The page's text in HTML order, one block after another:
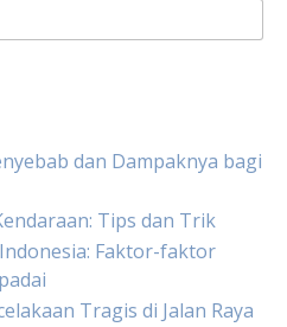
dan Dampaknya bagi
Tips dan Trik
Faktor-faktor
Tragis di Jalan Raya